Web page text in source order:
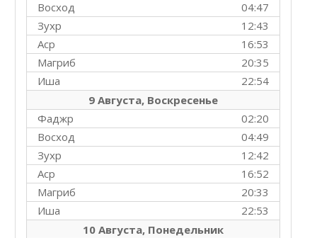
04:47
Восход
12:43
Зухр
16:53
Аср
20:35
Магриб
22:54
Иша
9 Августа, Воскресенье
02:20
Фаджр
04:49
Восход
12:42
Зухр
16:52
Аср
20:33
Магриб
22:53
Иша
10 Августа, Понедельник